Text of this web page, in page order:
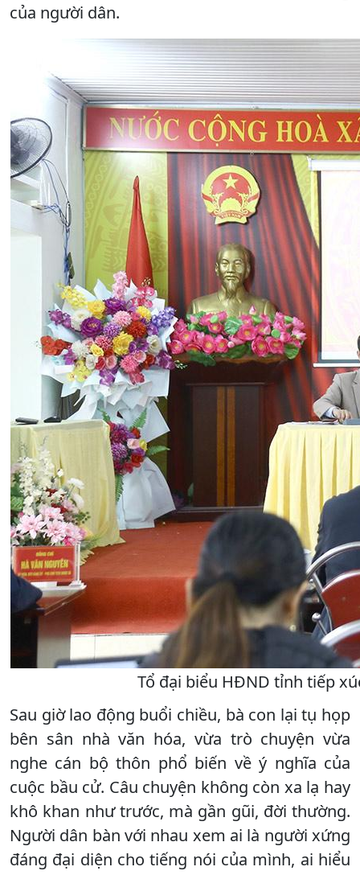
của người dân.
Tổ đại biểu HĐND tỉnh tiếp
Sau giờ lao động buổi chiều, bà con lại tụ họp
bên sân nhà văn hóa, vừa trò chuyện vừa
nghe cán bộ thôn phổ biến về ý nghĩa của
cuộc bầu cử. Câu chuyện không còn xa lạ hay
khô khan như trước, mà gần gũi, đời thường.
Người dân bàn với nhau xem ai là người xứng
đáng đại diện cho tiếng nói của mình, ai hiểu